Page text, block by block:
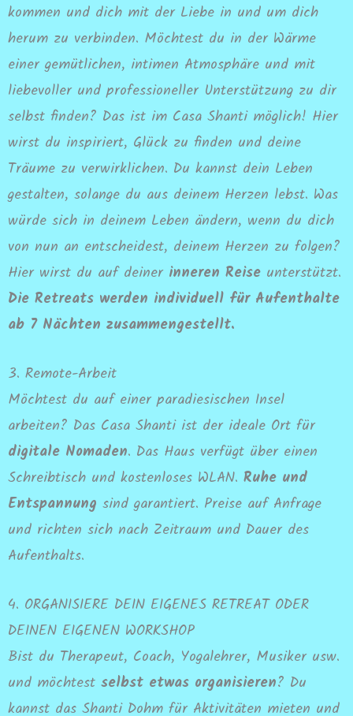
kommen und dich mit der Liebe in und um dich
herum zu verbinden. Möchtest du in der Wärme
einer gemütlichen, intimen Atmosphäre und mit
liebevoller und professioneller Unterstützung zu dir
selbst finden? Das ist im Casa Shanti möglich! Hier
wirst du inspiriert, Glück zu finden und deine
Träume zu verwirklichen. Du kannst dein Leben
gestalten, solange du aus deinem Herzen lebst. Was
würde sich in deinem Leben ändern, wenn du dich
von nun an entscheidest, deinem Herzen zu folgen?
Hier wirst du auf deiner inneren Reise unterstützt.
Die Retreats werden individuell für Aufenthalte
ab 7 Nächten zusammengestellt.
3. Remote-Arbeit
Möchtest du auf einer paradiesischen Insel
arbeiten? Das Casa Shanti ist der ideale Ort für
digitale Nomaden. Das Haus verfügt über einen
Schreibtisch und kostenloses WLAN. Ruhe und
Entspannung sind garantiert. Preise auf Anfrage
und richten sich nach Zeitraum und Dauer des
Aufenthalts.
4. ORGANISIERE DEIN EIGENES RETREAT ODER
DEINEN EIGENEN WORKSHOP
Bist du Therapeut, Coach, Yogalehrer, Musiker usw.
und möchtest selbst etwas organisieren? Du
kannst das Shanti Dohm für Aktivitäten mieten und